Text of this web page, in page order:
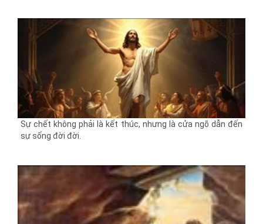
Sự chết không phải là kết thúc, nhưng là cửa ngõ dẫn đến
sự sống đời đời.